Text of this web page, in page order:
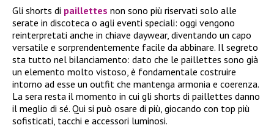
Gli shorts di paillettes non sono più riservati solo alle
serate in discoteca o agli eventi speciali: oggi vengono
reinterpretati anche in chiave daywear, diventando un capo
versatile e sorprendentemente facile da abbinare. Il segreto
sta tutto nel bilanciamento: dato che le paillettes sono già
un elemento molto vistoso, è fondamentale costruire
intorno ad esse un outfit che mantenga armonia e coerenza.
La sera resta il momento in cui gli shorts di paillettes danno
il meglio di sé. Qui si può osare di più, giocando con top più
sofisticati, tacchi e accessori luminosi.